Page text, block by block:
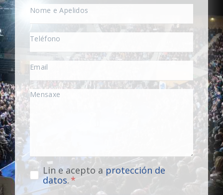
Lin e acepto a protección de
datos.